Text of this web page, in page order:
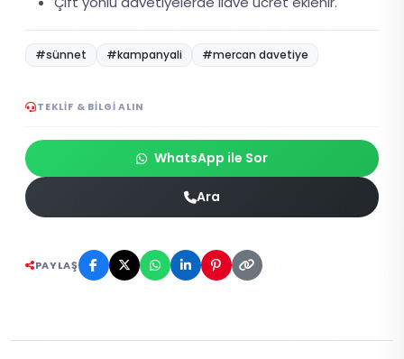
#sünnet #kampanyali #mercan davetiye
TEKLIF & BILGI ALIN
WhatsApp ile Sor
Ara
PAYLAŞ